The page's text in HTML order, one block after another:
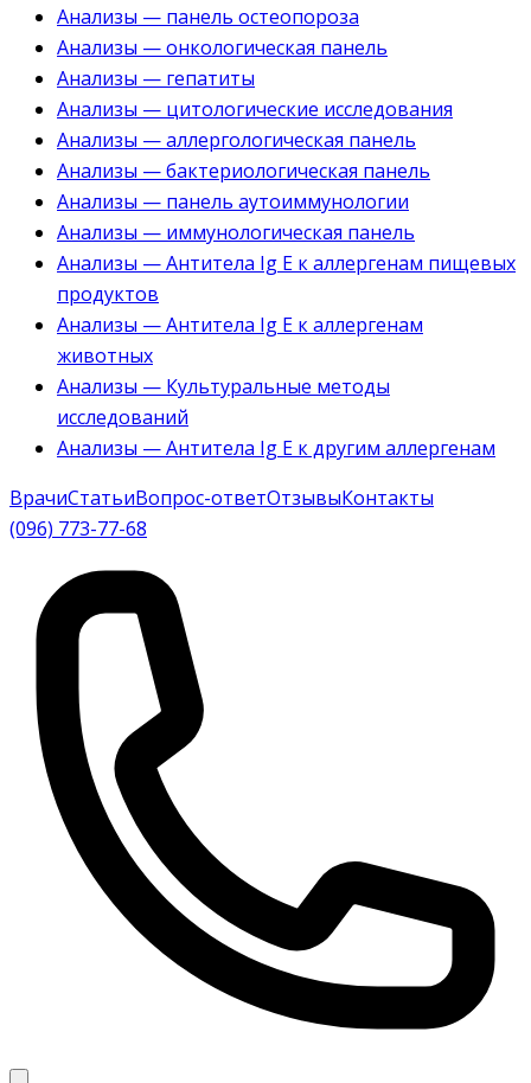
Анализы — панель остеопороза
Анализы — онкологическая панель
Анализы — гепатиты
Анализы — цитологические исследования
Анализы — аллергологическая панель
Анализы — бактериологическая панель
Анализы — панель аутоиммунологии
Анализы — иммунологическая панель
Анализы — Антитела Ig E к аллергенам пищевых
продуктов
Анализы — Антитела Ig E к аллергенам
животных
Анализы — Культуральные методы
исследований
Анализы — Антитела Ig E к другим аллергенам
ВрачиСтатьиВопрос-ответОтзывыКонтакты
(096) 773-77-68